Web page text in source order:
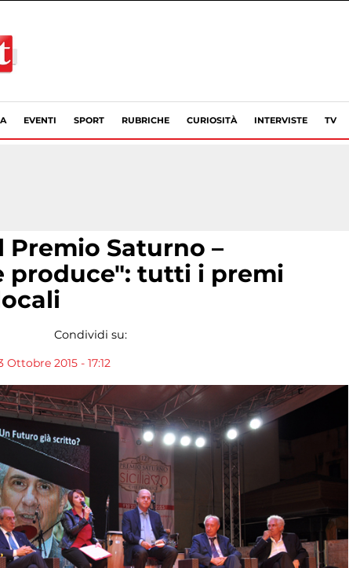
EVENTI SPORT RUBRICHE CURIOSITÀ INTERVISTE TV
Premio Saturno –
produce": tutti i premi
Condividi su:
Ottobre 2015 - 17:12